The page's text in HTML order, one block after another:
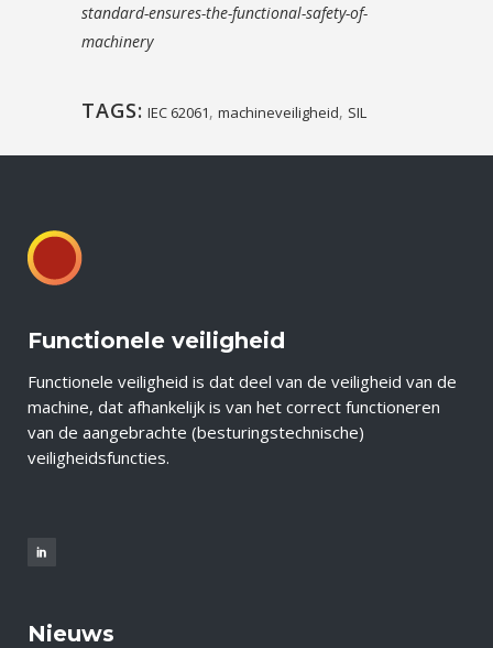
standard-ensures-the-functional-safety-of-
machinery
TAGS: IEC 62061, machineveiligheid, SIL
Functionele veiligheid
Functionele veiligheid is dat deel van de veiligheid van de
machine, dat afhankelijk is van het correct functioneren
van de aangebrachte (besturingstechnische)
veiligheidsfuncties.
Nieuws